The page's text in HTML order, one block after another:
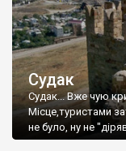
Судак
Судак... Вже чую
Місце,туристами
не було, ну не